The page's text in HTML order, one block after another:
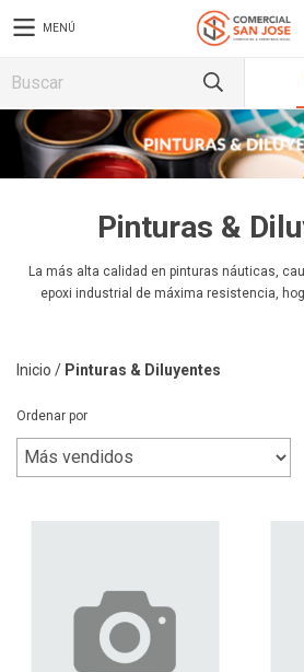
MENÚ
Pinturas &
La más alta calidad en pinturas náuticas,
epoxi industrial de máxima resistencia,
Inicio / Pinturas & Diluyentes
Ordenar por